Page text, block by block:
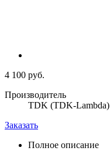
4 100 руб.
Производитель
TDK (TDK-Lambda)
Заказать
Полное описание